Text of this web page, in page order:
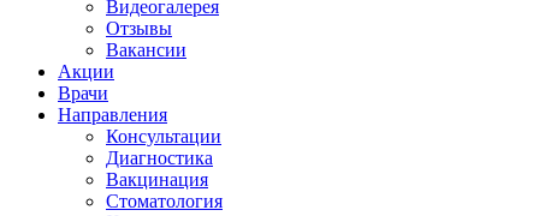
Видеогалерея
Отзывы
Вакансии
Акции
Врачи
Направления
Консультации
Диагностика
Вакцинация
Стоматология